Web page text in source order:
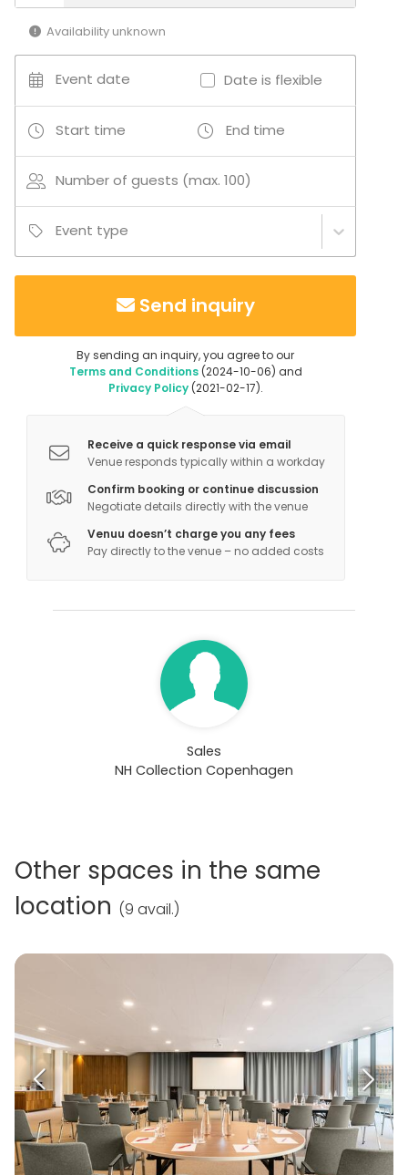
Beach venue
Availability unknown
Event date Date is flexible
Start time End time
Number of guests (max. 100)
Event type
Send inquiry
By sending an inquiry, you agree to our
Terms and Conditions(2024-10-06) and
Privacy Policy(2021-02-17).
Receive a quick response via email
Venue responds typically within a workday
Confirm booking or continue discussion
Negotiate details directly with the venue
Venuu doesn’t charge you any fees
Pay directly to the venue – no added costs
Sales
NH Collection Copenhagen
Other spaces in the same
location (9 avail.)